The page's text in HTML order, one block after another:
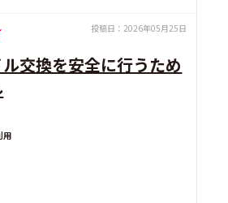
投稿日： 2026年05月25日
交換を安全に行うため
用